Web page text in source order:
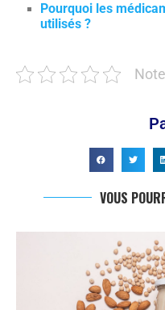
Pourquoi les
utilisés ?
VOUS